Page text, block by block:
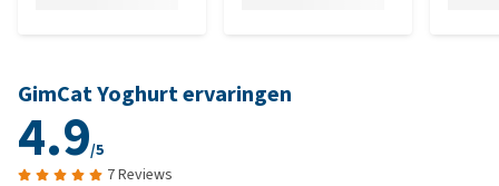
GimCat Yoghurt ervaringen
4.9/5
7 Reviews